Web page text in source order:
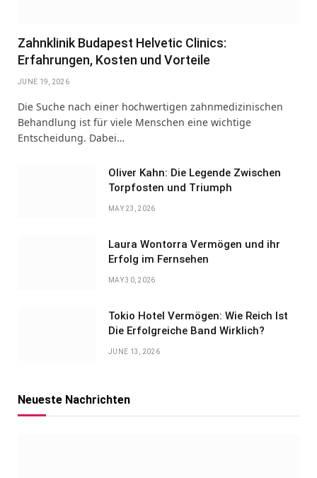
Zahnklinik Budapest Helvetic Clinics:
Erfahrungen, Kosten und Vorteile
JUNE 19, 2026
Die Suche nach einer hochwertigen zahnmedizinischen
Behandlung ist für viele Menschen eine wichtige
Entscheidung. Dabei…
Oliver Kahn: Die Legende Zwischen
Torpfosten und Triumph
MAY 23, 2026
Laura Wontorra Vermögen und ihr
Erfolg im Fernsehen
MAY 30, 2026
Tokio Hotel Vermögen: Wie Reich Ist
Die Erfolgreiche Band Wirklich?
JUNE 13, 2026
Neueste Nachrichten